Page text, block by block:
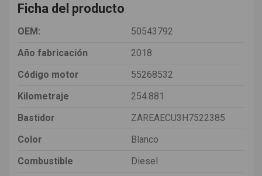
Ficha del producto
OEM:
50543792
Año fabricación
2018
Código motor
55268532
Kilometraje
254.881
Bastidor
ZAREAECU3H7522385
Color
Blanco
Combustible
Diesel